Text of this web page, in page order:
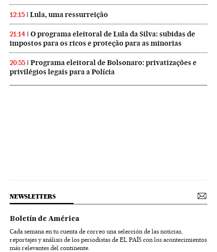
12:15 Lula, uma ressurreição
21:14
O programa eleitoral de Lula da Silva: subidas de
impostos para os ricos e proteção para as minorias
20:55
Programa eleitoral de Bolsonaro: privatizações e
privilégios legais para a Polícia
NEWSLETTERS
Boletín de América
Cada semana en tu cuenta de correo una selección de las noticias,
reportajes y análisis de los periodistas de EL PAÍS con los acontecimientos
más relevantes del continente.